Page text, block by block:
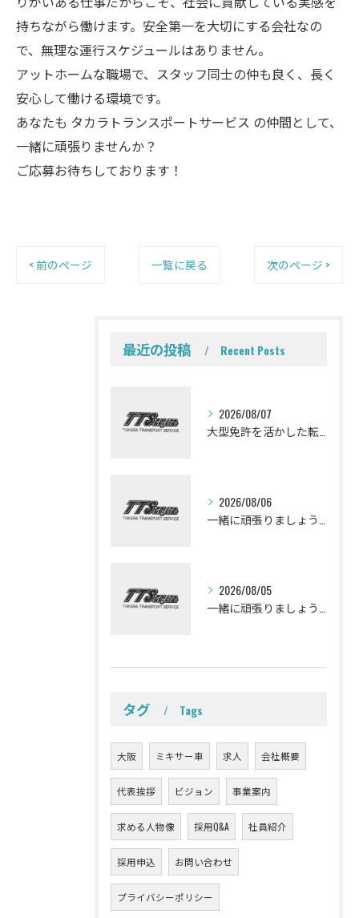
持ちながら働けます。安全第一を大切にする会社なの
で、無理な運行スケジュールはありません。
アットホームな職場で、スタッフ同士の仲も良く、長く
安心して働ける環境です。
あなたも タカラトランスポートサービス の仲間として、
一緒に頑張りませんか？
ご応募お待ちしております！
< 前のページ 一覧に戻る 次のページ >
最近の投稿 Recent Posts
2026/08/07
2026/08/06
2026/08/05
タグ Tags
大阪 ミキサー車 求人 会社概要
代表挨拶 ビジョン 事業案内
求める人物像 採用Q&A 社員紹介
採用申込 お問い合わせ
プライバシーポリシー